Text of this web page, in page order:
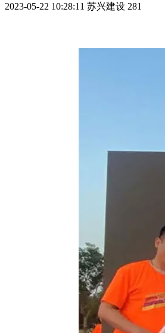
2023-05-22 10:28:11 苏兴建设 281